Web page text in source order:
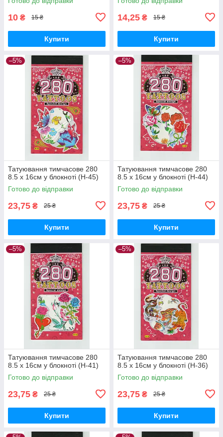
10 ₴ 15 ₴
Купити
14,25 ₴ 15 ₴
Купити
–5%
Татуювання тимчасове 280
8.5 х 16см у блокноті (H-45)
Готово до відправки
23,75 ₴ 25 ₴
Купити
–5%
Татуювання тимчасове 280
8.5 х 16см у блокноті (H-44)
Готово до відправки
23,75 ₴ 25 ₴
Купити
–5%
Татуювання тимчасове 280
8.5 х 16см у блокноті (H-41)
Готово до відправки
23,75 ₴ 25 ₴
Купити
–5%
Татуювання тимчасове 280
8.5 х 16см у блокноті (H-36)
Готово до відправки
23,75 ₴ 25 ₴
Купити